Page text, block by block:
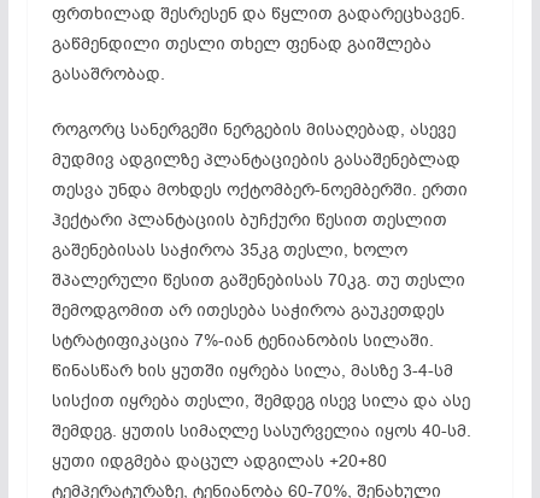
ფრთხილად შესრესენ და წყლით გადარეცხავენ.
გაწმენდილი თესლი თხელ ფენად გაიშლება
გასაშრობად.
როგორც სანერგეში ნერგების მისაღებად, ასევე
მუდმივ ადგილზე პლანტაციების გასაშენებლად
თესვა უნდა მოხდეს ოქტომბერ-ნოემბერში. ერთი
ჰექტარი პლანტაციის ბუჩქური წესით თესლით
გაშენებისას საჭიროა 35კგ თესლი, ხოლო
შპალერული წესით გაშენებისას 70კგ. თუ თესლი
შემოდგომით არ ითესება საჭიროა გაუკეთდეს
სტრატიფიკაცია 7%-იან ტენიანობის სილაში.
წინასწარ ხის ყუთში იყრება სილა, მასზე 3-4-სმ
სისქით იყრება თესლი, შემდეგ ისევ სილა და ასე
შემდეგ. ყუთის სიმაღლე სასურველია იყოს 40-სმ.
ყუთი იდგმება დაცულ ადგილას +20+80
ტემპერატურაზე, ტენიანობა 60-70%, შენახული